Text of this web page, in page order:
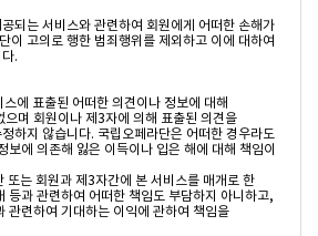
되는 서비스와 관련하여 회원에게 어떠한 손해가
이 고의로 행한 범죄행위를 제외하고 이에 대하여
.
에 표출된 어떠한 의견이나 정보에 대해
으며 회원이나 제3자에 의해 표출된 의견을
하지 않습니다. 국립오페라단은 어떠한 경우라도
보에 의존해 잃은 이득이나 입은 해에 대해 책임이
또는 회원과 제3자간에 본 서비스를 매개로 한
등과 관련하여 어떠한 책임도 부담하지 아니하고,
관련하여 기대하는 이익에 관하여 책임을